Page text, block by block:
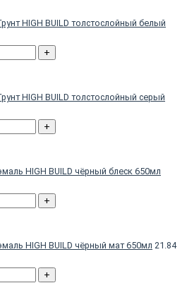
HIGH BUILD толстослойный белый
+
HIGH BUILD толстослойный серый
+
HIGH BUILD чёрный блеск 650мл
+
HIGH BUILD чёрный мат 650мл 21.84
+